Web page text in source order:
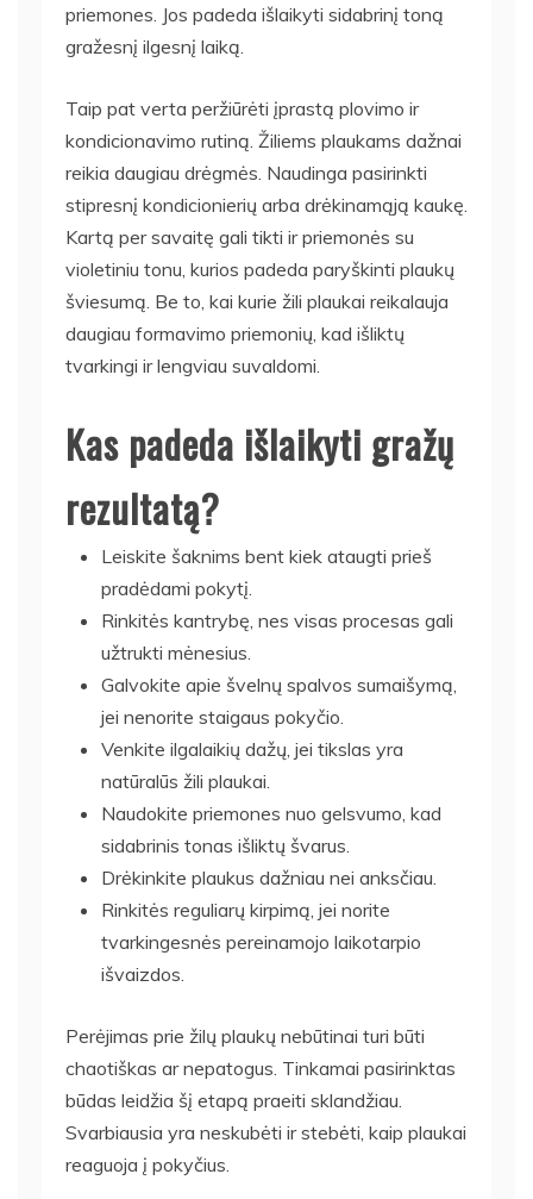
priemones. Jos padeda išlaikyti sidabrinį toną
gražesnį ilgesnį laiką.
Taip pat verta peržiūrėti įprastą plovimo ir
kondicionavimo rutiną. Žiliems plaukams dažnai
reikia daugiau drėgmės. Naudinga pasirinkti
stipresnį kondicionierių arba drėkinamąją kaukę.
Kartą per savaitę gali tikti ir priemonės su
violetiniu tonu, kurios padeda paryškinti plaukų
šviesumą. Be to, kai kurie žili plaukai reikalauja
daugiau formavimo priemonių, kad išliktų
tvarkingi ir lengviau suvaldomi.
Kas padeda išlaikyti gražų
rezultatą?
Leiskite šaknims bent kiek ataugti prieš
pradėdami pokytį.
Rinkitės kantrybę, nes visas procesas gali
užtrukti mėnesius.
Galvokite apie švelnų spalvos sumaišymą,
jei nenorite staigaus pokyčio.
Venkite ilgalaikių dažų, jei tikslas yra
natūralūs žili plaukai.
Naudokite priemones nuo gelsvumo, kad
sidabrinis tonas išliktų švarus.
Drėkinkite plaukus dažniau nei anksčiau.
Rinkitės reguliarų kirpimą, jei norite
tvarkingesnės pereinamojo laikotarpio
išvaizdos.
Perėjimas prie žilų plaukų nebūtinai turi būti
chaotiškas ar nepatogus. Tinkamai pasirinktas
būdas leidžia šį etapą praeiti sklandžiau.
Svarbiausia yra neskubėti ir stebėti, kaip plaukai
reaguoja į pokyčius.